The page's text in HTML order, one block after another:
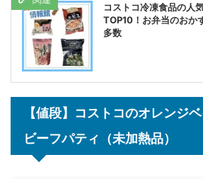
コストコ冷凍食品の人
TOP10！お弁当のおか
多数
【値段】コストコのオレンジ
ビーフパティ（未加熱品）